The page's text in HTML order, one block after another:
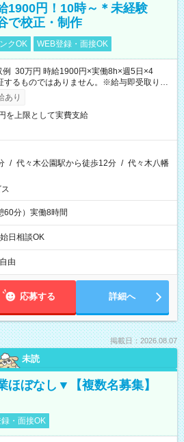
1900円！10時～＊未経験
で校正・制作
クOK WEB登録・面接OK
30万円 時給1900円×実働8h×週5日×4
るものではありません。※給与即受取りサ
条件有）
あり
を上限として実費支給
/ 代々木公園駅から徒歩12分 / 代々木八幡
60分）実働8時間
日相談OK
由
応募する 詳細へ
掲載日：2026.08.07
未読
ほぼなし▼【複数名募集】
・面接OK